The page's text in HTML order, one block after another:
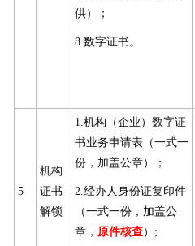
供）；
8.数字证书。
5
机构
证书
解锁
1.机构（企业）数字证
书业务申请表（一式一
份，加盖公章）；
2.经办人身份证复印件
（一式一份，加盖公
章， 原件核查）;